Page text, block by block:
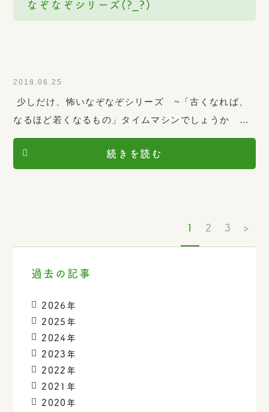
なぞなぞシリーズ(?_?)
2018.06.25
少しだけ、怖いなぞなぞシリーズ ~「古くなれば、
なるほど若くなるもの」タイムマシンでしょうか
あったらいいですね 総合相談窓口めぐみ
続きを読む
1 2 3 >
過去の記事
2026年
2025年
2024年
2023年
2022年
2021年
2020年